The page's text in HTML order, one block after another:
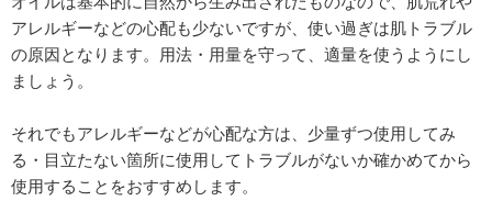
アレルギーなどの心配も少ないですが、使い過ぎは肌トラブル
の原因となります。用法・用量を守って、適量を使うようにし
ましょう。
それでもアレルギーなどが心配な方は、少量ずつ使用してみ
る・目立たない箇所に使用してトラブルがないか確かめてから
使用することをおすすめします。